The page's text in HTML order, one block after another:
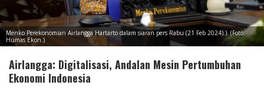
Menko Perekonomian Airlangga Hartarto dalam siaran pers Rabu (21 Feb 2024).). (Foto:
Humas Ekon.)
Airlangga: Digitalisasi, Andalan Mesin Pertumbuhan
Ekonomi Indonesia